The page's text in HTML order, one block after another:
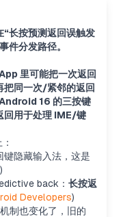
“长按预测返回误触发
件分发路径。
里可能把一次返回
把同一次/紧邻的返回
16 的三按键
回用于处理 IME/键
键隐藏输入法，这是
)
back： 长按返
Developers)
制也变化了，旧的